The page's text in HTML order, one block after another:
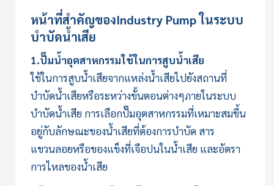
หน้าที่สำคัญของIndustry Pumpในระบบ
บำบัดน้ำเสีย
1.ปั๊มน้ำอุตสาหกรรมใช้ในการสูบน้ำเสีย
ใช้ในการสูบน้ำเสียจากแหล่งน้ำเสียไปยังสถานที่
บำบัดน้ำเสียหรือระหว่างขั้นตอนต่างๆภายในระบบ
บำบัดน้ำเสีย การเลือกปั๊มอุตสาหกรรมที่เหมาะสมขึ้น
อยู่กับลักษณะของน้ำเสียที่ต้องการบำบัด สาร
แขวนลอยหรือของแข็งที่เจือปนในน้ำเสีย และอัตรา
การไหลของน้ำเสีย